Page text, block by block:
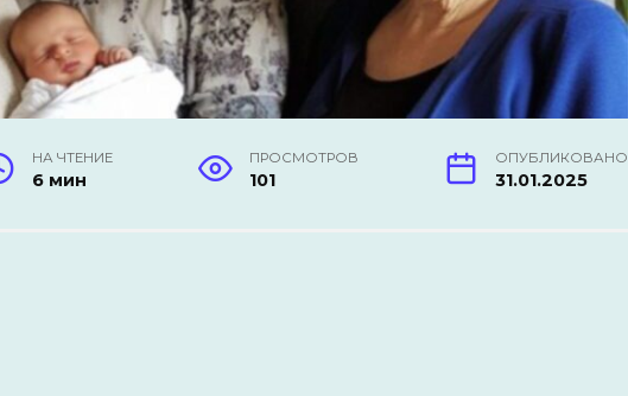
НА ЧТЕНИЕ
6 мин
ПРОСМОТРОВ
101
ОПУБЛИКОВАНО
31.01.2025